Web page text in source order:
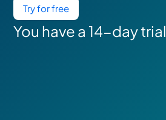
Try for free
You have a 14-day